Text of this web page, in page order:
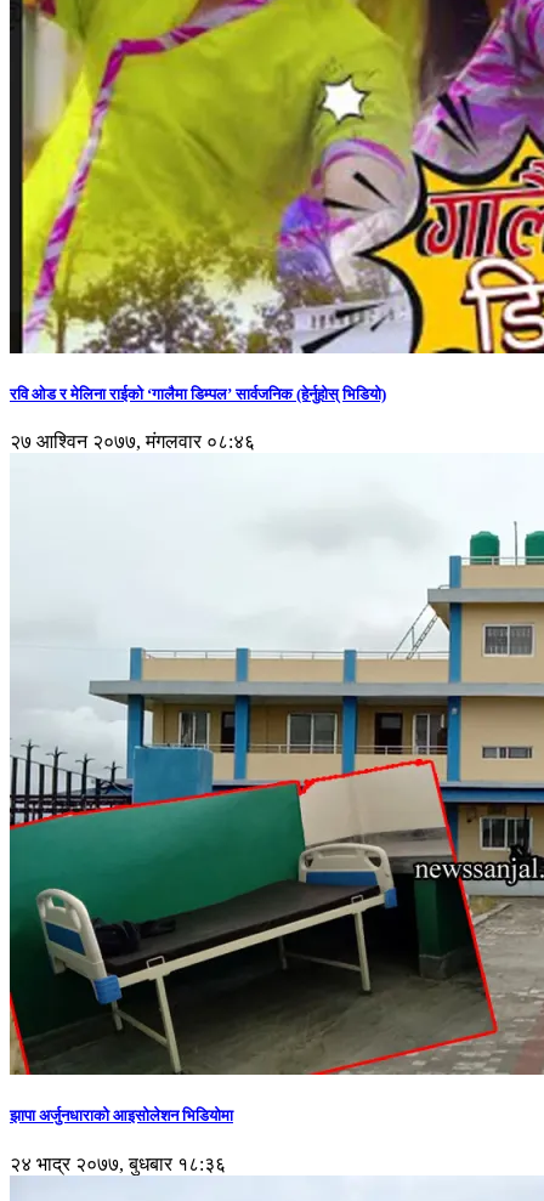
रवि ओड र मेलिना राईको ‘गालैमा डिम्पल’ सार्वजनिक (हेर्नुहोस् भिडियो)
२७ आश्विन २०७७, मंगलवार ०८:४६
झापा अर्जुनधाराको आइसोलेशन भिडियोमा
२४ भाद्र २०७७, बुधबार १८:३६